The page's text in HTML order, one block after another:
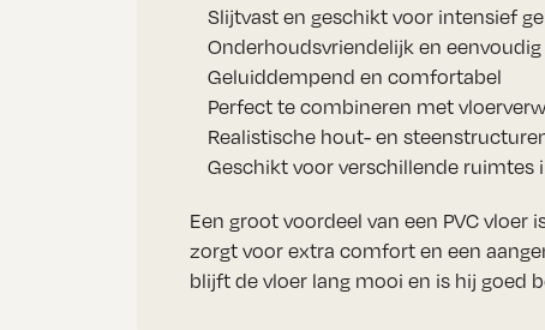
Slijtvast en geschikt voor intensief
Onderhoudsvriendelijk en
Geluiddempend en comfortabel
Perfect te combineren met
Realistische hout- en
Geschikt voor verschillende ruimtes
Een groot voordeel van een PVC
zorgt voor extra comfort en een
blijft de vloer lang mooi en is hij goed